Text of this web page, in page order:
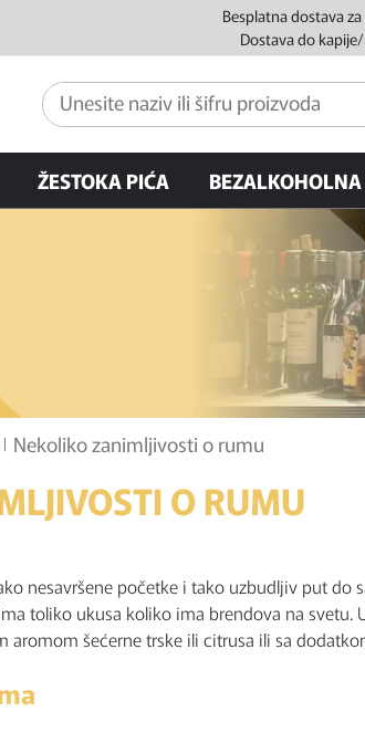
Besplatna dostava
Dostava do
ŽESTOKA PIĆA
Nekoliko zanimljivosti o rumu
O RUMU
nesavršene početke i tako uzbudljiv put do
toliko ukusa koliko ima brendova na svetu.
aromom šećerne trske ili citrusa ili sa